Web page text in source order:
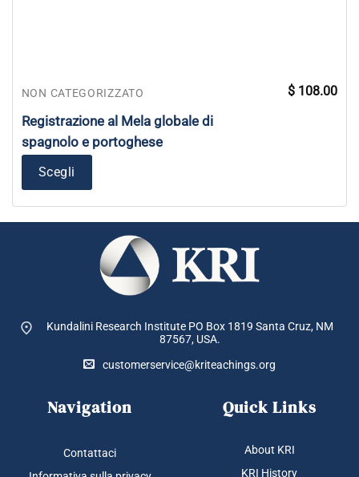
NON CATEGORIZZATO
Registrazione al Mela globale di
spagnolo e portoghese
$ 108.00
Scegli
Kundalini Research Institute PO Box 1819 Santa Cruz, NM
87567, USA.
customerservice@kriteachings.org
Navigation
Contattaci
Quick Links
About KRI
KRI History